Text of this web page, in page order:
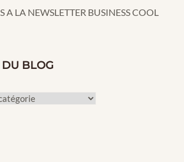
A LA NEWSLETTER BUSINESS COOL
DU BLOG